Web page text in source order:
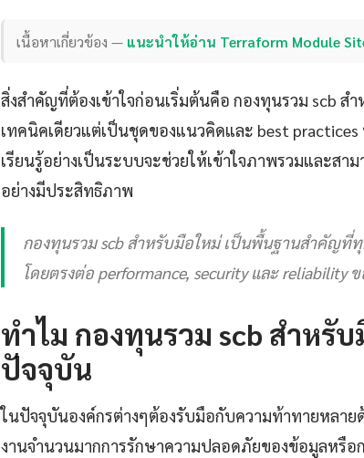
เนื้อหาเกี่ยวข้อง — แนะนำให้อ่าน Terraform Module
สิ่งสำคัญที่ต้องเข้าใจก่อนเริ่มต้นคือ กองทุนรวม scb ส
เทคนิคเดียวแต่เป็นชุดของแนวคิดและ best
เรียนรู้อย่างเป็นระบบจะช่วยให้เข้าใจภาพรวมและส
อย่างมีประสิทธิภาพ
กองทุนรวม scb สำหรับมือใหม่ เป็นพื้นฐานสำคัญที่
โดยตรงต่อ performance, security และ reliability
ทำไม กองทุนรวม scb สำหรั
ปัจจุบัน
ในปัจจุบันองค์กรต่างๆต้องรับมือกับความท้าทายหลาย
งานจำนวนมากการรักษาความปลอดภัยของข้อมูลหรื